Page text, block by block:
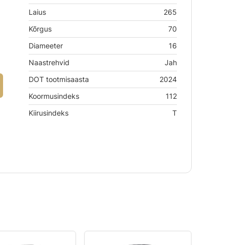
Laius
265
Kõrgus
70
Diameeter
16
Naastrehvid
Jah
DOT tootmisaasta
2024
Koormusindeks
112
Kiirusindeks
T